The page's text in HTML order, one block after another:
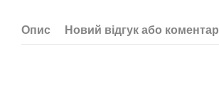
Опис Новий відгук або коментар